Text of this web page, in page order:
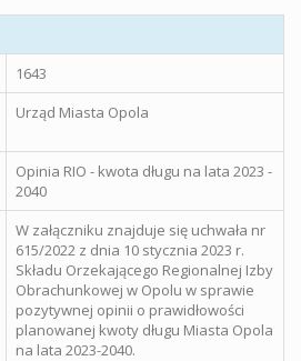
1643
Urząd Miasta Opola
Opinia RIO - kwota długu na lata 2023 -
2040
W załączniku znajduje się uchwała nr
615/2022 z dnia 10 stycznia 2023 r.
Składu Orzekającego Regionalnej Izby
Obrachunkowej w Opolu w sprawie
pozytywnej opinii o prawidłowości
planowanej kwoty długu Miasta Opola
na lata 2023-2040.